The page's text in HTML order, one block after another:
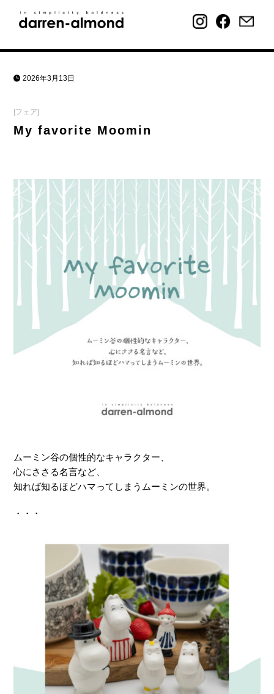
2026年3月13日
[フェア]
My favorite Moomin
ムーミン谷の個性的なキャラクター、
心にささる名言など、
知れば知るほどハマってしまうムーミンの世界。
・・・